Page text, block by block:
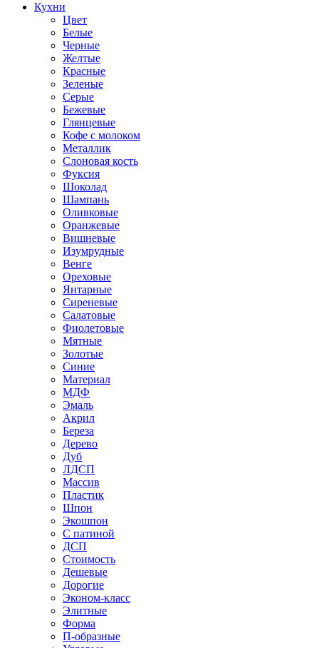
Кухни
Цвет
Белые
Черные
Желтые
Красные
Зеленые
Серые
Бежевые
Глянцевые
Кофе с молоком
Металлик
Слоновая кость
Фуксия
Шоколад
Шампань
Оливковые
Оранжевые
Вишневые
Изумрудные
Венге
Ореховые
Янтарные
Сиреневые
Салатовые
Фиолетовые
Мятные
Золотые
Синие
Материал
МДФ
Эмаль
Акрил
Береза
Дерево
Дуб
ЛДСП
Массив
Пластик
Шпон
Экошпон
С патиной
ДСП
Стоимость
Дешевые
Дорогие
Эконом-класс
Элитные
Форма
П-образные